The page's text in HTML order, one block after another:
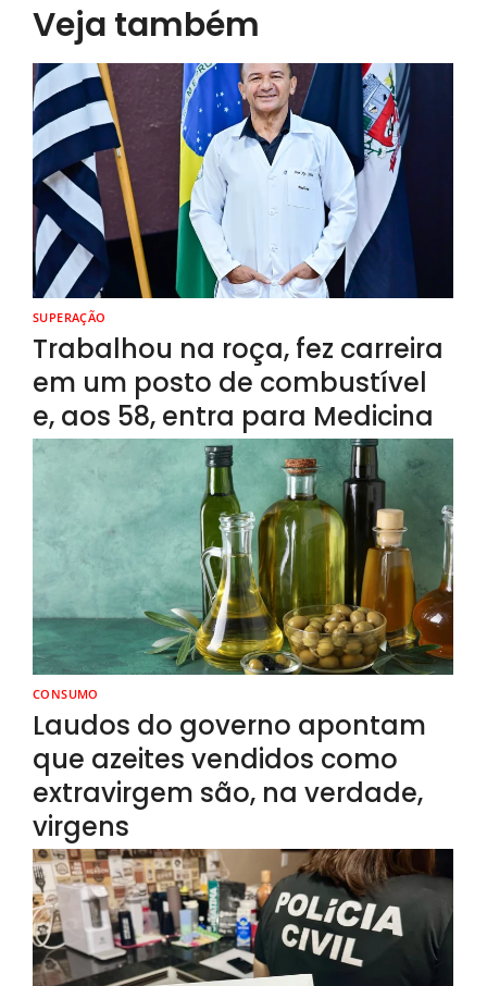
Veja também
SUPERAÇÃO
Trabalhou na roça, fez carreira
em um posto de combustível
e, aos 58, entra para Medicina
CONSUMO
Laudos do governo apontam
que azeites vendidos como
extravirgem são, na verdade,
virgens